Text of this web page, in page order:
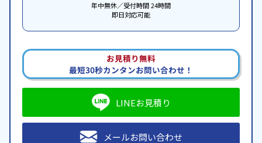
年中無休／受付時間 24時間
即日対応可能
お見積り無料
最短30秒カンタンお問い合わせ！
LINEお見積り
メールお問い合わせ